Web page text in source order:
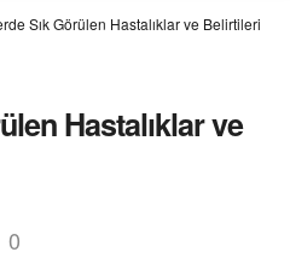
Sık Görülen Hastalıklar ve Belirtileri
Hastalıklar ve
0